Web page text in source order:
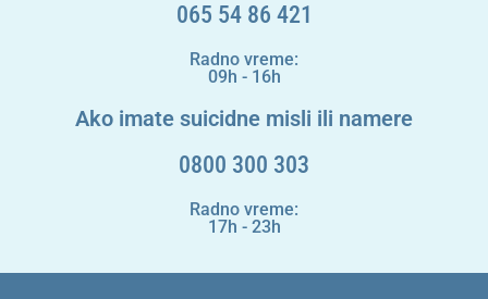
065 54 86 421
Radno vreme:
09h - 16h
Ako imate suicidne misli ili namere
0800 300 303
Radno vreme:
17h - 23h